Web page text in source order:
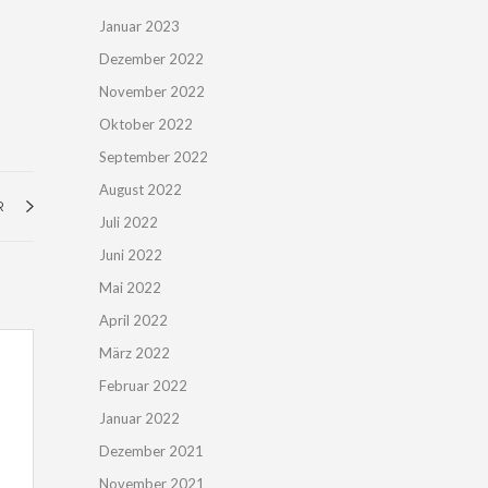
Januar 2023
Dezember 2022
November 2022
Oktober 2022
September 2022
August 2022
Juli 2022
Juni 2022
Mai 2022
April 2022
März 2022
Februar 2022
Januar 2022
Dezember 2021
November 2021